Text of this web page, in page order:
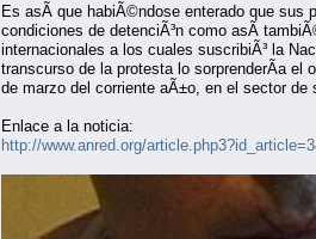
Es asÃ­ que habiÃ©ndose enterado que sus
condiciones de detenciÃ³n como asÃ­
internacionales a los cuales suscribiÃ³ la
transcurso de la protesta lo sorprenderÃ­a el
de marzo del corriente aÃ±o, en el sector
Enlace a la noticia:
http://www.anred.org/